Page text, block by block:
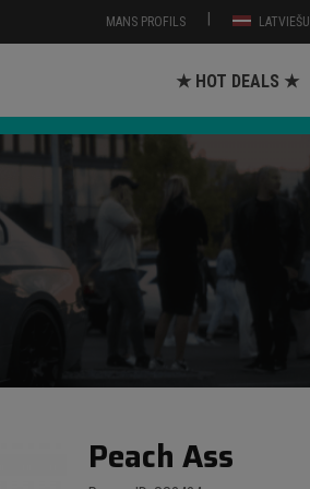
LATVIEŠU
|
MANS PROFILS
★ HOT DEALS ★
Peach Ass